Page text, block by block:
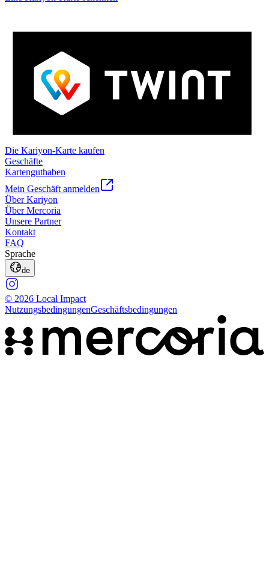
Die Kariyon-Karte kaufen
Geschäfte
Kartenguthaben
Mein Geschäft anmelden
Über Kariyon
Über Mercoria
Unsere Partner
Kontakt
FAQ
Sprache
de
© 2026 Local Impact
NutzungsbedingungenGeschäftsbedingungen